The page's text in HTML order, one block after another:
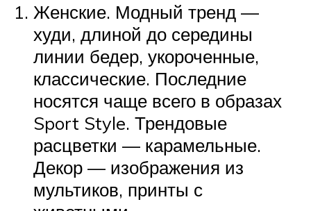
Женские. Модный тренд —
худи, длиной до середины
линии бедер, укороченные,
классические. Последние
носятся чаще всего в образах
Sport Style. Трендовые
расцветки — карамельные.
Декор — изображения из
мультиков, принты с